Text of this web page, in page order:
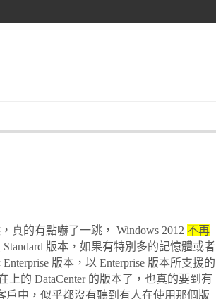
真的有點嚇了一跳， Windows 2012 不再
版本，如果有特別多的記憶體或者
版本，以 Enterprise 版本所支援的
的 DataCenter 的版本了，也真的要到有
中，似乎都沒有聽到有人在使用那個版